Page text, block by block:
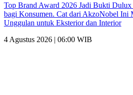
Top Brand Award 2026 Jadi Bukti
bagi Konsumen. Cat dari AkzoNobel Ini
Unggulan untuk Eksterior dan Interior
4 Agustus 2026 | 06:00 WIB